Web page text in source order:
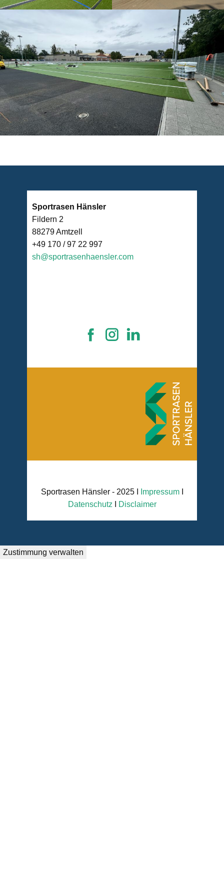
Sportrasen Hänsler
Fildern 2
88279 Amtzell
+49 170 / 97 22 997
sh@sportrasenhaensler.com
Sportrasen Hänsler - 2025 I ImpressumI
Datenschutz
Disclaimer
Zustimmung verwalten